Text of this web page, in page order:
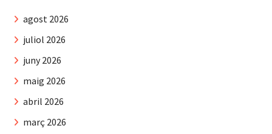
agost 2026
juliol 2026
juny 2026
maig 2026
abril 2026
març 2026